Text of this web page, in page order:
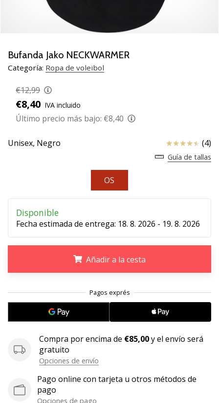
Navidad
jugadores
voleibol:
¡Nuestros
consejos
ayudarán
a
11. 8. 2022
•
¡Conviértete
embajador
Weplayvolleyball!
¿Te
consideras
un
jugón?
queremos
en
nuestro
Bufanda Jako NECKWARMER
Categoría: Ropa de voleibol
€12,99
€8,40 IVA incluido
Último precio más bajo: €8,40
Unisex, Negro Reseña (4)
Guía de tallas
OS
Disponible
Fecha estimada de entrega: 18. 8. 2026 - 19. 8. 2026
Añadir a la cesta
Compra por encima de €85,00y el envío será
gratuito
Opciones de envío
Pago online con tarjeta u otros métodos de
pago
Opciones de pago